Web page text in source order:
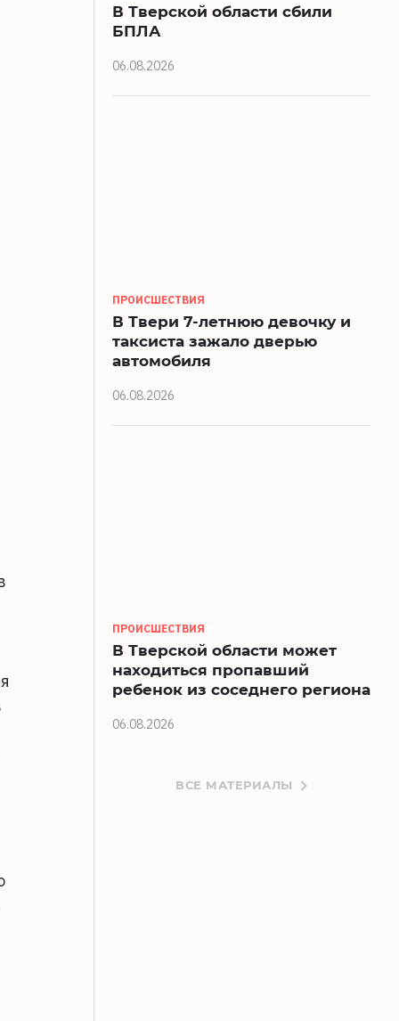
В Тверской области сбили
БПЛА
06.08.2026
ПРОИСШЕСТВИЯ
В Твери 7-летнюю девочку и
таксиста зажало дверью
автомобиля
06.08.2026
ПРОИСШЕСТВИЯ
В Тверской области может
находиться пропавший
ребенок из соседнего региона
06.08.2026
ВСЕ МАТЕРИАЛЫ